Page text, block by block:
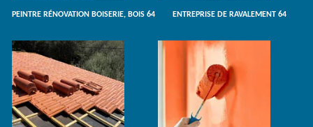
PEINTRE RÉNOVATION BOISERIE, BOIS 64 ENTREPRISE DE RAVALEMENT 64